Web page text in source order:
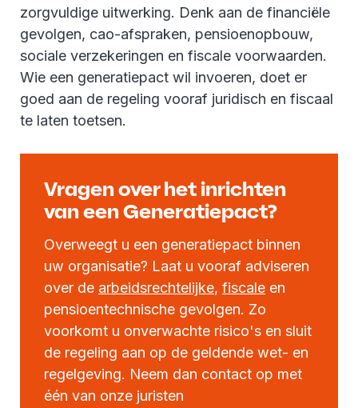
zorgvuldige uitwerking. Denk aan de financiële
gevolgen, cao-afspraken, pensioenopbouw,
sociale verzekeringen en fiscale voorwaarden.
Wie een generatiepact wil invoeren, doet er
goed aan de regeling vooraf juridisch en fiscaal
te laten toetsen.
Vragen over het inrichten
van een Generatiepact?
Overweegt u een generatiepact binnen
uw organisatie? Laat u vooraf adviseren
over de arbeidsrechtelijke, fiscale en
pensioentechnische gevolgen. Zo
voorkomt u onverwachte risico's en sluit
de regeling aan op de geldende wet- en
regelgeving. Neem dan contact op met
één van onze juristen